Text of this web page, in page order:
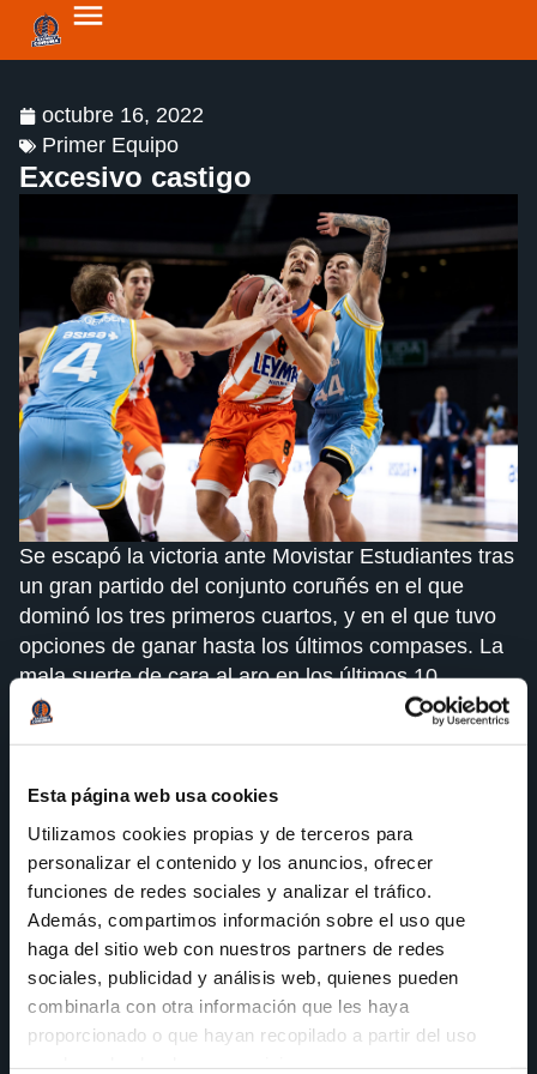
Esta página web usa cookies
Utilizamos cookies propias y de terceros para
personalizar el contenido y los anuncios, ofrecer
funciones de redes sociales y analizar el tráfico.
Además, compartimos información sobre el uso que
haga del sitio web con nuestros partners de redes
sociales, publicidad y análisis web, quienes pueden
combinarla con otra información que les haya
proporcionado o que hayan recopilado a partir del uso
octubre 16, 2022
Primer Equipo
Excesivo castigo
Se escapó la victoria ante Movistar Estudiantes tras
un gran partido del conjunto coruñés en el que
dominó los tres primeros cuartos, y en el que tuvo
opciones de ganar hasta los últimos compases. La
mala suerte de cara al aro en los últimos 10
minutos le privó de sumar la segunda victoria de la
El inicio intenso y con ganas del equipo herculino
ya denotaba que el partido sería competido.
Apretando a su rival en defensa y con buen hacer
en ataque, el Leyma Coruña trazaba el plan de
partido tal y como estaba diseñado.
El equipo local hacía sus intentos para que los de
Epi no se escaparan en el marcador, y poco a poco
fue acercándose. A la vuelta de los vestuarios
parecía que los madrileños revertirían la situación,